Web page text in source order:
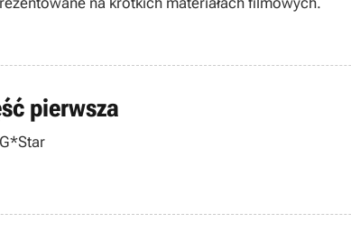
pierwsza